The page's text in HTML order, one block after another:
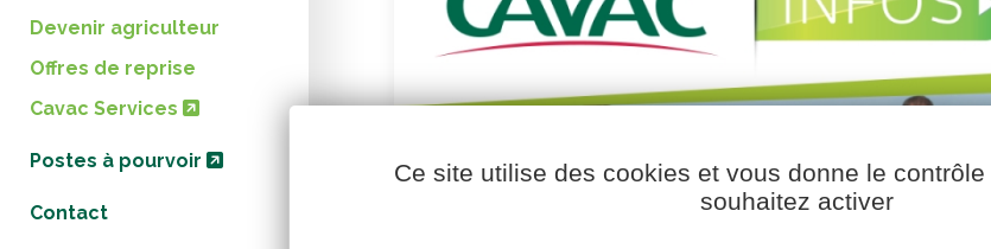
Devenir agriculteur
Offres de reprise
Cavac Services
Postes à pourvoir
Contact
Ce site utilise des cookies et vous donne le
souhaitez activer